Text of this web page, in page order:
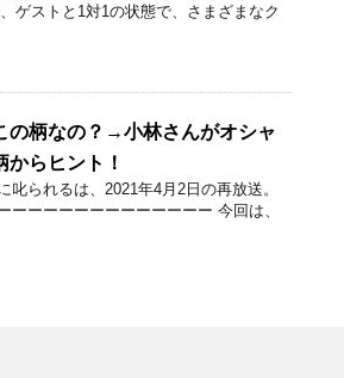
ゲストと1対1の状態で、さまざまなク
の柄なの？→小林さんがオシャ
らヒント！
られるは、2021年4月2日の再放送。
ーーーーーーーーーーーー 今回は、